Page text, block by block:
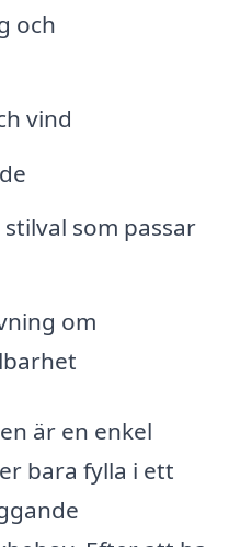
och
vind
som passar
om
är en enkel
bara fylla i ett